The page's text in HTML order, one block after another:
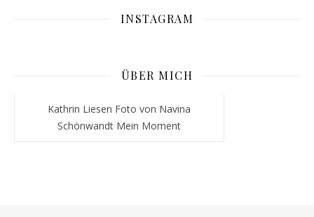
INSTAGRAM
ÜBER MICH
Kathrin Liesen Foto von Navina
Schönwandt Mein Moment